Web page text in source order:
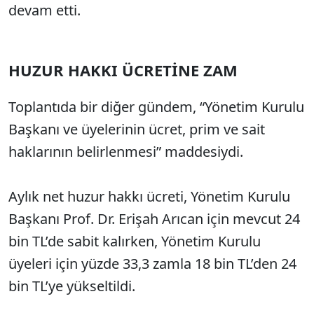
devam etti.
HUZUR HAKKI ÜCRETİNE ZAM
Toplantıda bir diğer gündem, “Yönetim Kurulu
Başkanı ve üyelerinin ücret, prim ve sait
haklarının belirlenmesi” maddesiydi.
Aylık net huzur hakkı ücreti, Yönetim Kurulu
Başkanı Prof. Dr. Erişah Arıcan için mevcut 24
bin TL’de sabit kalırken, Yönetim Kurulu
üyeleri için yüzde 33,3 zamla 18 bin TL’den 24
bin TL’ye yükseltildi.